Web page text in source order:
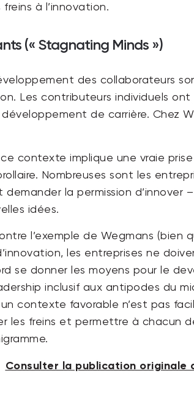
à l’innovation.
(« Stagnating Minds »)
des collaborateurs
Les contributeurs individuels ont
de carrière. Chez
contexte implique une vraie
Nombreuses sont les
demander la permission
idées.
l’exemple de Wegmans
les entreprises ne
se donner les moyens pour le
inclusif aux antipodes du
un contexte favorable n’est pas
les freins et permettre à chacun
Consulter la publication originale